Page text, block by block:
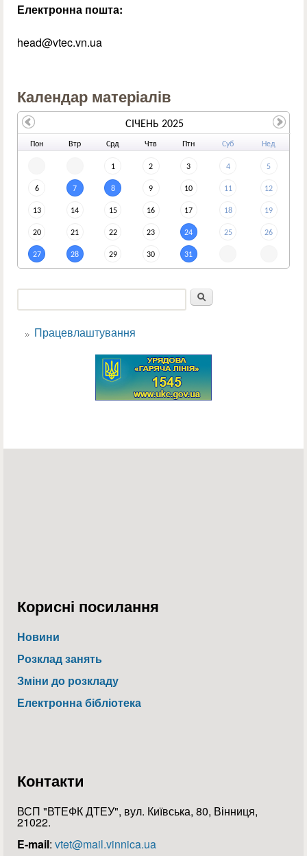
Електронна пошта:
head@vtec.vn.ua
Календар матеріалів
Пон Втр Срд Чтв Птн Суб Нед
1 2 3 4 5
6 7 8 9 10 11 12
13 14 15 16 17 18 19
20 21 22 23 24 25 26
27 28 29 30 31
СІЧЕНЬ 2025
Пошукова форма
Працевлаштування
Корисні посилання
Новини
Розклад занять
Зміни до розкладу
Електронна бібліотека
Контакти
ВСП "ВТЕФК ДТЕУ", вул. Київська, 80, Вінниця,
21022.
E-mail: vtet@mail.vinnica.ua